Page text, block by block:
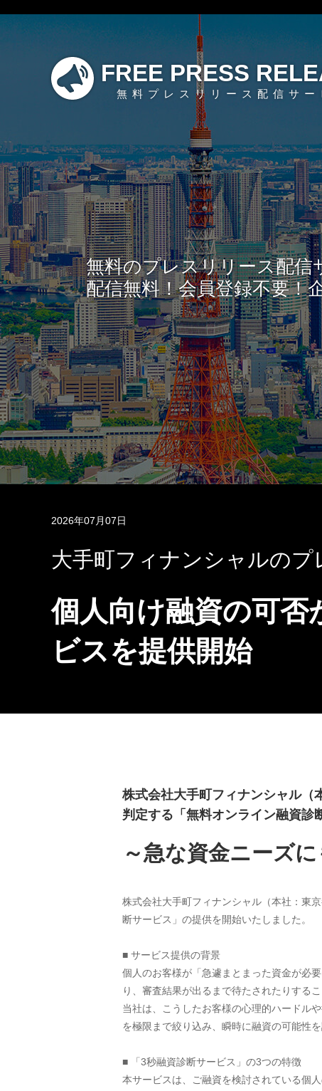
FREE PRESS
無料プレスリリース配信サー
無料のプレスリリース配信
配信無料！会員登録不要！
2026年07月07日
大手町フィナンシャルのプ
個人向け融資の可否
ビスを提供開始
株式会社大手町フィナンシャル（
判定する「無料オンライン融資診
～急な資金ニーズ
株式会社大手町フィナンシャル（本社：東
断サービス」の提供を開始いたしました。
■ サービス提供の背景
個人のお客様が「急遽まとまった資金が必
り、審査結果が出るまで待たされたりするこ
当社は、こうしたお客様の心理的ハードル
を極限まで絞り込み、瞬時に融資の可能性
■ 「3秒融資診断サービス」の3つの特徴
本サービスは、ご融資を検討されている個